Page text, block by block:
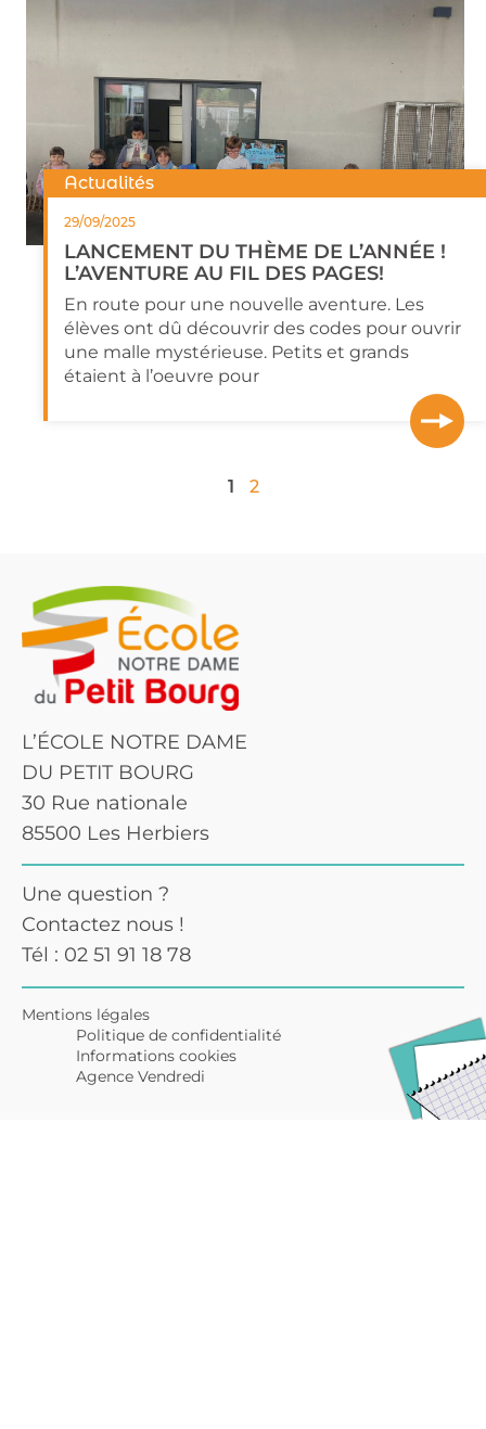
Actualités
LANCEMENT DU THÈME DE L’ANNÉE !
L’AVENTURE AU FIL DES PAGES!
En route pour une nouvelle aventure. Les
élèves ont dû découvrir des codes pour ouvrir
une malle mystérieuse. Petits et grands
étaient à l’oeuvre pour
29/09/2025
1 2
L’ÉCOLE NOTRE DAME
DU PETIT BOURG
30 Rue nationale
85500 Les Herbiers
Une question ?
Contactez nous !
Tél : 02 51 91 18 78
Mentions légales
Politique de confidentialité
Informations cookies
Agence Vendredi